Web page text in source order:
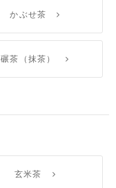
かぶせ茶
碾茶（抹茶）
玄米茶